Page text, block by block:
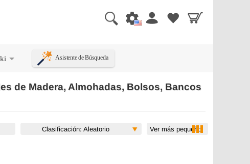
Asistente de Búsqueda
de Madera, Almohadas, Bolsos, Bancos
Clasificación: Aleatorio Ver más pequeño